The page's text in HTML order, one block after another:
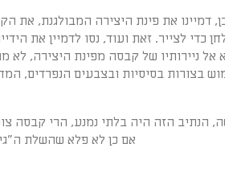
דמיינו את פינת היצירה המבולגנת, את
כדי לצייר. זאת ועוד, נסו לדמיין את
אל ניירותיו של קבסה מפינת היצירה, לא
בצורות בסיסיות ובצבעים הנפרדים,
הנתיב הזה היה בלתי נמנע, הרי קבסה
אם כן לא פלא שהשלת